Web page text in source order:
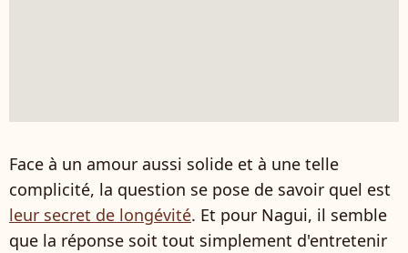
Face à un amour aussi solide et à une telle
complicité, la question se pose de savoir quel est
leur secret de longévité. Et pour Nagui, il semble
que la réponse soit tout simplement d'entretenir